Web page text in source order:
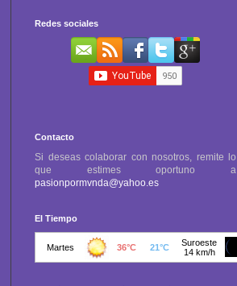
Redes sociales
Contacto
Si deseas colaborar con nosotros, remite lo
que estimes oportuno a
pasionpormvnda@yahoo.es
El Tiempo